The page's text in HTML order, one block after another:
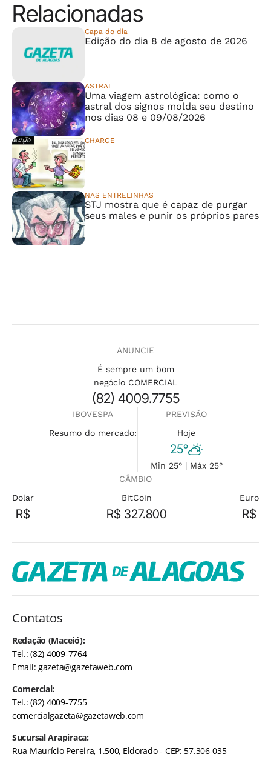
Relacionadas
Capa do dia
Edição do dia 8 de agosto de 2026
ASTRAL
Uma viagem astrológica: como o
astral dos signos molda seu destino
nos dias 08 e 09/08/2026
CHARGE
NAS ENTRELINHAS
STJ mostra que é capaz de purgar
seus males e punir os próprios pares
ANUNCIE
É sempre um bom
negócio COMERCIAL
(82) 4009.7755
IBOVESPA
Resumo do mercado:
PREVISÃO
Hoje
25°
Min 25° | Máx 25°
CÂMBIO
Dolar
R$
BitCoin
R$ 327.800
Euro
R$
Contatos
Redação (Maceió):
Tel.: (82) 4009-7764
Email:gazeta@gazetaweb.com
Comercial:
Tel.: (82) 4009-7755
comercialgazeta@gazetaweb.com
Sucursal Arapiraca:
Rua Maurício Pereira, 1.500, Eldorado - CEP: 57.306-035